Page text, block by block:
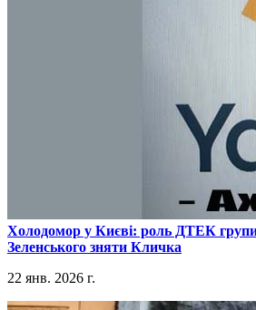
​Холодомор у Києві: роль ДТЕК
Зеленського зняти Кличка
22 янв. 2026 г.